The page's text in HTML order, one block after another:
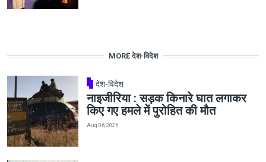
MORE देश-विदेश
देश-विदेश
नाइजीरिया : सड़क किनारे घात लगाकर
किए गए हमले में पुरोहित की मौत
Aug 06, 2026